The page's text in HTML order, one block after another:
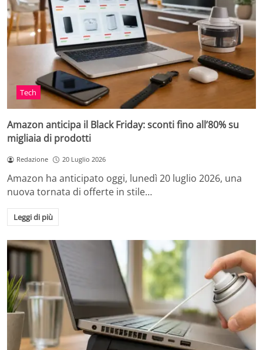
Tech
Amazon anticipa il Black Friday: sconti fino all’80% su
migliaia di prodotti
Redazione 20 Luglio 2026
Amazon ha anticipato oggi, lunedì 20 luglio 2026, una
nuova tornata di offerte in stile…
Leggi di più